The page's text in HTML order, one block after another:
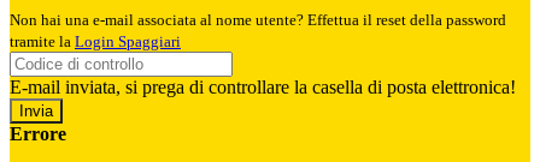
Non hai una e-mail associata al nome utente? Effettua il reset della password
tramite la Login Spaggiari
E-mail inviata, si prega di controllare la casella di posta elettronica!
Errore